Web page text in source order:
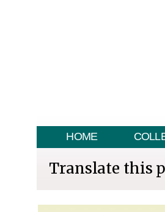
HOME
Translate this